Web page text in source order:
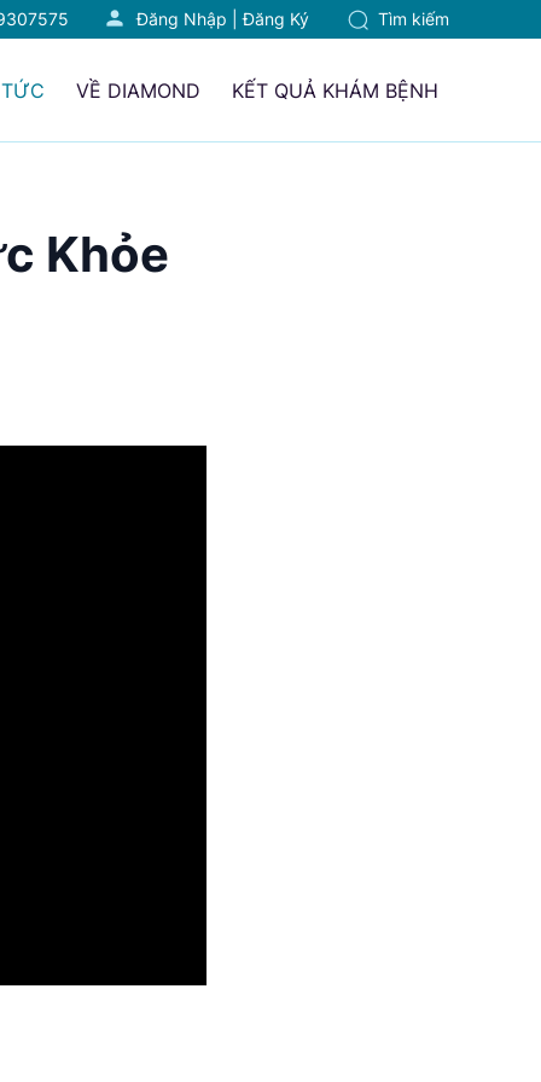
Tìm kiếm
Đăng Nhập |Đăng Ký
VỀ DIAMOND KẾT QUẢ KHÁM BỆNH
Khỏe